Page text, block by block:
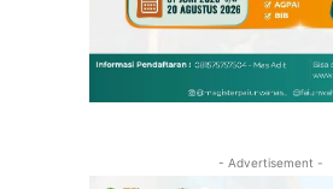
- Advertisement -